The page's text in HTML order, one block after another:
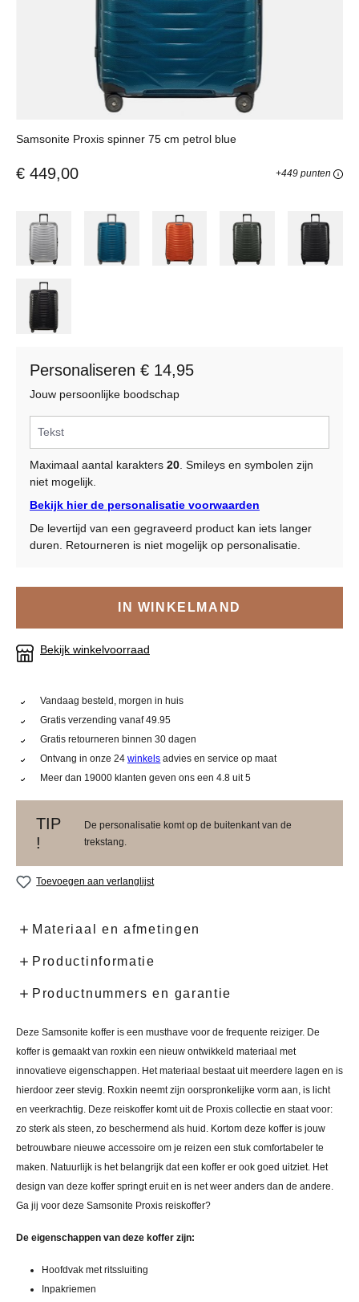
Samsonite Proxis spinner 75 cm petrol blue
€ 449,00 +449 punten
Personaliseren € 14,95
Jouw persoonlijke boodschap
Maximaal aantal karakters 20 . Smileys en symbolen zijn
niet mogelijk.
Bekijk hier de personalisatie voorwaarden
De levertijd van een gegraveerd product kan iets langer
duren. Retourneren is niet mogelijk op personalisatie.
IN WINKELMAND
Bekijk winkelvoorraad
Vandaag besteld, morgen in huis
Gratis verzending vanaf 49.95
Gratis retourneren binnen 30 dagen
Ontvang in onze 24winkels advies en service op maat
Meer dan 19000 klanten geven ons een 4.8 uit 5
TIP
!
De personalisatie komt op de buitenkant van de
trekstang.
Toevoegen aan verlanglijst
Materiaal en afmetingen
Productinformatie
Productnummers en garantie
Deze Samsonite koffer is een musthave voor de frequente reiziger. De
koffer is gemaakt van roxkin een nieuw ontwikkeld materiaal met
innovatieve eigenschappen. Het materiaal bestaat uit meerdere lagen en is
hierdoor zeer stevig. Roxkin neemt zijn oorspronkelijke vorm aan, is licht
en veerkrachtig. Deze reiskoffer komt uit de Proxis collectie en staat voor:
zo sterk als steen, zo beschermend als huid. Kortom deze koffer is jouw
betrouwbare nieuwe accessoire om je reizen een stuk comfortabeler te
maken. Natuurlijk is het belangrijk dat een koffer er ook goed uitziet. Het
design van deze koffer springt eruit en is net weer anders dan de andere.
Ga jij voor deze Samsonite Proxis reiskoffer?
De eigenschappen van deze koffer zijn:
Hoofdvak met ritssluiting
Inpakriemen